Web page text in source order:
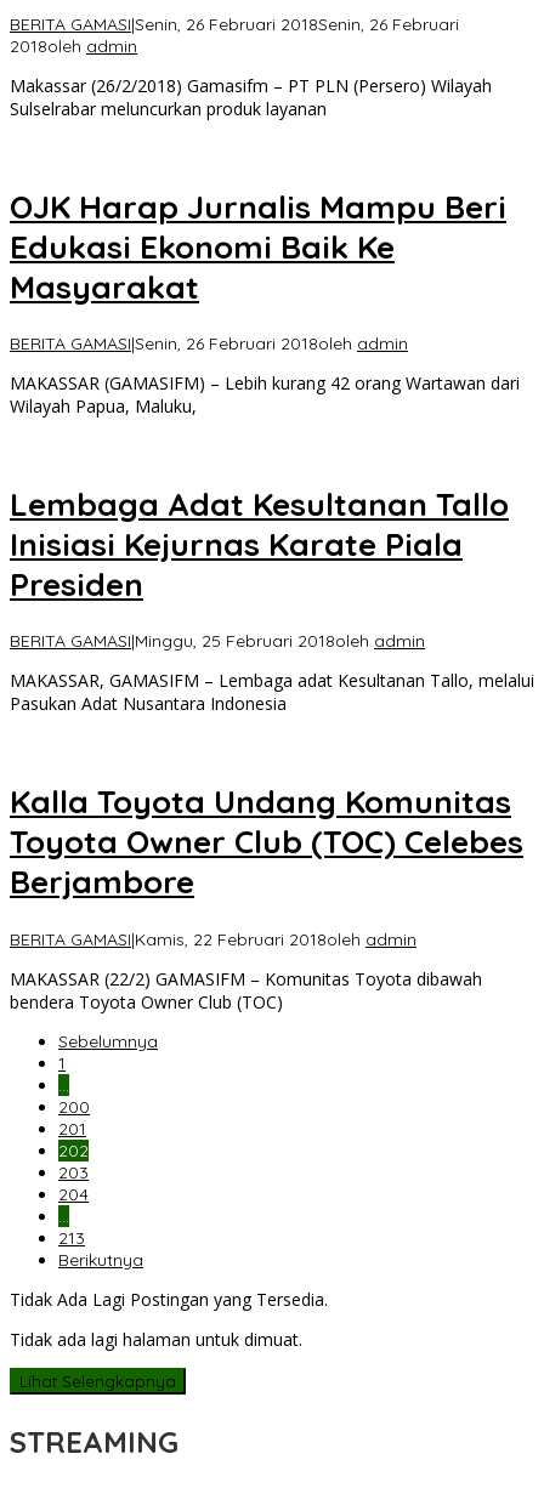
BERITA GAMASI|Senin, 26 Februari 2018Senin, 26 Februari
2018oleh admin
Makassar (26/2/2018) Gamasifm – PT PLN (Persero) Wilayah
Sulselrabar meluncurkan produk layanan
OJK Harap Jurnalis Mampu Beri
Edukasi Ekonomi Baik Ke
Masyarakat
BERITA GAMASI|Senin, 26 Februari 2018oleh admin
MAKASSAR (GAMASIFM) – Lebih kurang 42 orang Wartawan dari
Wilayah Papua, Maluku,
Lembaga Adat Kesultanan Tallo
Inisiasi Kejurnas Karate Piala
Presiden
BERITA GAMASI|Minggu, 25 Februari 2018oleh admin
MAKASSAR, GAMASIFM – Lembaga adat Kesultanan Tallo, melalui
Pasukan Adat Nusantara Indonesia
Kalla Toyota Undang Komunitas
Toyota Owner Club (TOC) Celebes
Berjambore
BERITA GAMASI|Kamis, 22 Februari 2018oleh admin
MAKASSAR (22/2) GAMASIFM – Komunitas Toyota dibawah
bendera Toyota Owner Club (TOC)
Sebelumnya
1
…
200
201
202
203
204
…
213
Berikutnya
Tidak Ada Lagi Postingan yang Tersedia.
Tidak ada lagi halaman untuk dimuat.
Lihat Selengkapnya
STREAMING